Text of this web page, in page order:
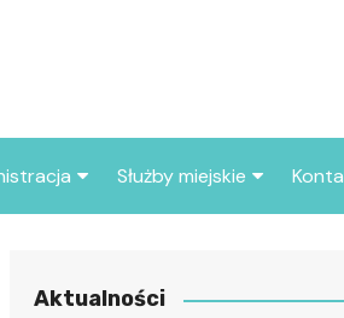
Służby miejskie
Policja
Aktualności